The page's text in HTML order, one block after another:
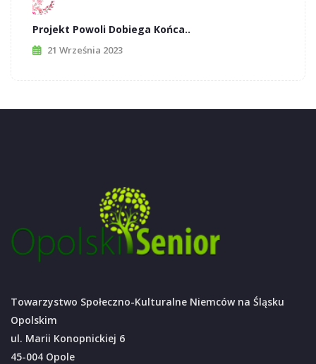
Projekt Powoli Dobiega Końca..
21 Września 2023
Towarzystwo Społeczno-Kulturalne Niemców na Śląsku
Opolskim
ul. Marii Konopnickiej 6
45-004 Opole